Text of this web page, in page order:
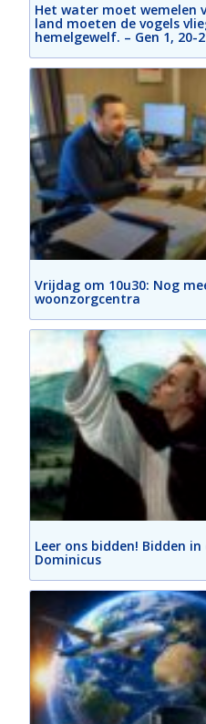
Het water moet wemelen
land moeten de vogels
hemelgewelf. – Gen 1, 20-
Vrijdag om 10u30: Nog
woonzorgcentra
Leer ons bidden! Bidden
Dominicus